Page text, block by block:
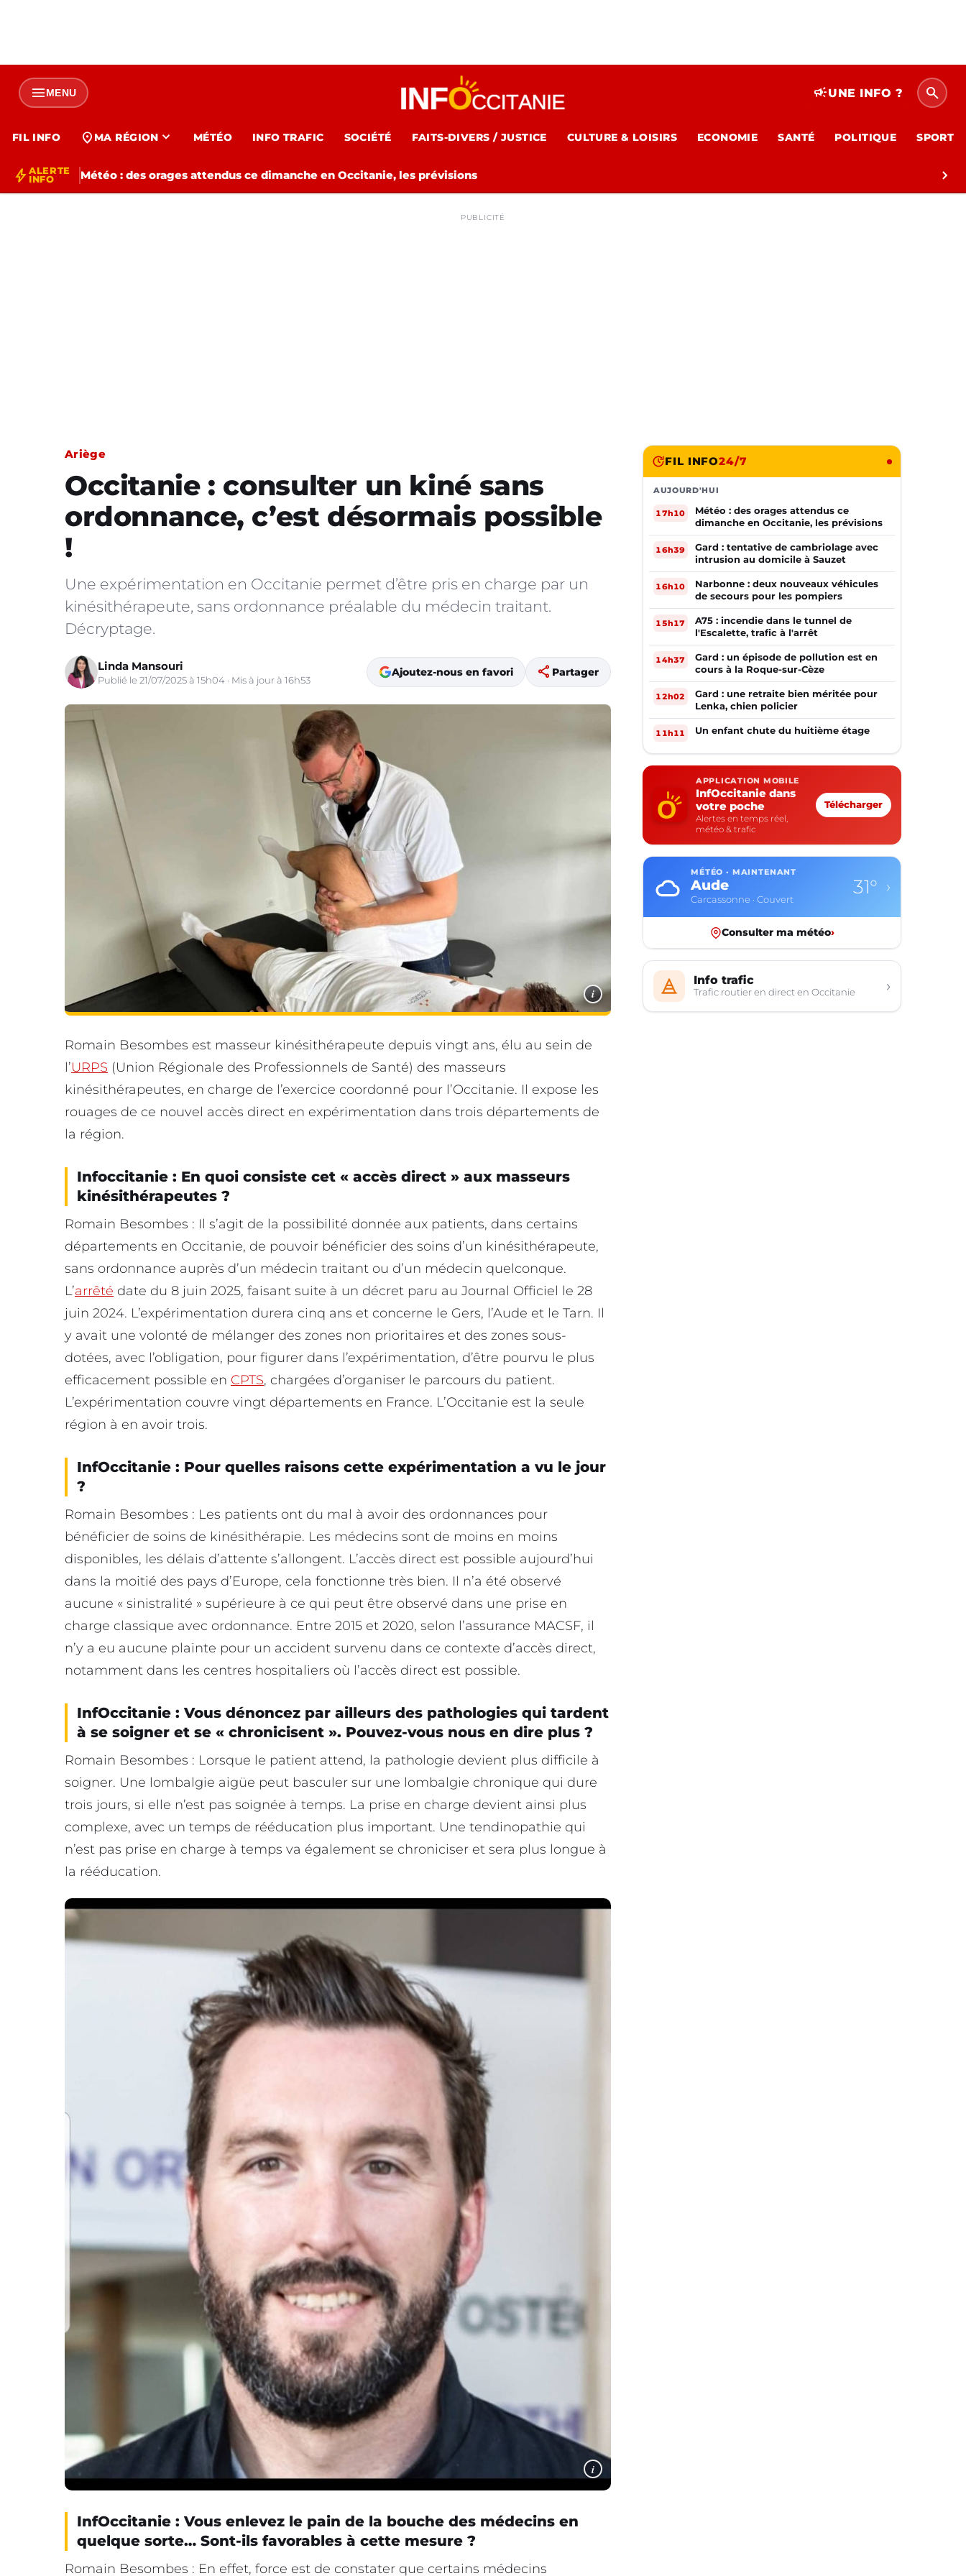
menuMENU campaignUNE INFO ? search
FIL INFO location_on MA RÉGION expand_more MÉTÉO INFO TRAFIC SOCIÉTÉ FAITS-DIVERS / JUSTICE CULTURE & LOISIRS ECONOMIE SANTÉ POLITIQUE SPORT
bolt ALERTE
INFO
Météo : des orages attendus ce dimanche en Occitanie, les prévisions chevron_right
PUBLICITÉ
Ariège
Occitanie : consulter un kiné sans
ordonnance, c’est désormais possible
!
Une expérimentation en Occitanie permet d’être pris en charge par un
kinésithérapeute, sans ordonnance préalable du médecin traitant.
Décryptage.
Linda Mansouri
Publié le 21/07/2025 à 15h04 · Mis à jour à 16h53
Ajoutez-nous en favori share Partager
i
Romain Besombes est masseur kinésithérapeute depuis vingt ans, élu au sein de
l’URPS (Union Régionale des Professionnels de Santé) des masseurs
kinésithérapeutes, en charge de l’exercice coordonné pour l’Occitanie. Il expose les
rouages de ce nouvel accès direct en expérimentation dans trois départements de
la région.
Infoccitanie : En quoi consiste cet « accès direct » aux masseurs
kinésithérapeutes ?
Romain Besombes : Il s’agit de la possibilité donnée aux patients, dans certains
départements en Occitanie, de pouvoir bénéficier des soins d’un kinésithérapeute,
sans ordonnance auprès d’un médecin traitant ou d’un médecin quelconque.
L’arrêté date du 8 juin 2025, faisant suite à un décret paru au Journal Officiel le 28
juin 2024. L’expérimentation durera cinq ans et concerne le Gers, l’Aude et le Tarn. Il
y avait une volonté de mélanger des zones non prioritaires et des zones sous-
dotées, avec l’obligation, pour figurer dans l’expérimentation, d’être pourvu le plus
efficacement possible en CPTS, chargées d’organiser le parcours du patient.
L’expérimentation couvre vingt départements en France. L’Occitanie est la seule
région à en avoir trois.
InfOccitanie : Pour quelles raisons cette expérimentation a vu le jour
?
Romain Besombes : Les patients ont du mal à avoir des ordonnances pour
bénéficier de soins de kinésithérapie. Les médecins sont de moins en moins
disponibles, les délais d’attente s’allongent. L’accès direct est possible aujourd’hui
dans la moitié des pays d’Europe, cela fonctionne très bien. Il n’a été observé
aucune « sinistralité » supérieure à ce qui peut être observé dans une prise en
charge classique avec ordonnance. Entre 2015 et 2020, selon l’assurance MACSF, il
n’y a eu aucune plainte pour un accident survenu dans ce contexte d’accès direct,
notamment dans les centres hospitaliers où l’accès direct est possible.
InfOccitanie : Vous dénoncez par ailleurs des pathologies qui tardent
à se soigner et se « chronicisent ». Pouvez-vous nous en dire plus ?
Romain Besombes : Lorsque le patient attend, la pathologie devient plus difficile à
soigner. Une lombalgie aigüe peut basculer sur une lombalgie chronique qui dure
trois jours, si elle n’est pas soignée à temps. La prise en charge devient ainsi plus
complexe, avec un temps de rééducation plus important. Une tendinopathie qui
n’est pas prise en charge à temps va également se chroniciser et sera plus longue à
la rééducation.
i
InfOccitanie : Vous enlevez le pain de la bouche des médecins en
quelque sorte… Sont-ils favorables à cette mesure ?
Romain Besombes : En effet, force est de constater que certains médecins
FIL INFO24/7
AUJOURD'HUI
17h10
Météo : des orages attendus ce
dimanche en Occitanie, les prévisions
16h39
Gard : tentative de cambriolage avec
intrusion au domicile à Sauzet
16h10
Narbonne : deux nouveaux véhicules
de secours pour les pompiers
15h17
A75 : incendie dans le tunnel de
l'Escalette, trafic à l'arrêt
14h37
Gard : un épisode de pollution est en
cours à la Roque-sur-Cèze
12h02
Gard : une retraite bien méritée pour
Lenka, chien policier
11h11 Un enfant chute du huitième étage
APPLICATION MOBILE
InfOccitanie dans
votre poche
Alertes en temps réel,
météo & trafic
Télécharger
MÉTÉO · MAINTENANT
Aude
Carcassonne · Couvert
31° ›
Consulter ma météo›
Info trafic
Trafic routier en direct en Occitanie ›